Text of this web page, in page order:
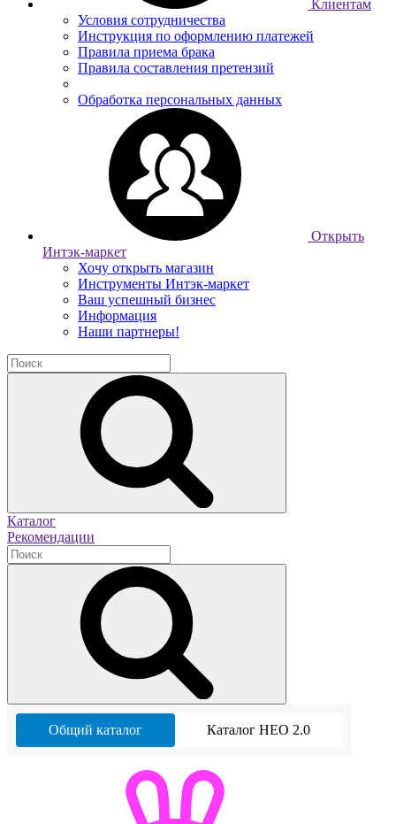
Клиентам
Условия сотрудничества
Инструкция по оформлению платежей
Правила приема брака
Правила составления претензий
Обработка персональных данных
Открыть
Интэк-маркет
Хочу открыть магазин
Инструменты Интэк-маркет
Ваш успешный бизнес
Информация
Наши партнеры!
Каталог
Рекомендации
Общий каталог Каталог НЕО 2.0